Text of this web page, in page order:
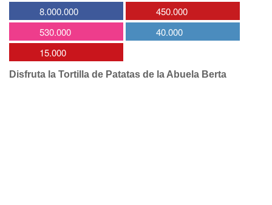
8.000.000
450.000
530.000
40.000
15.000
Disfruta la Tortilla de Patatas de la Abuela Berta